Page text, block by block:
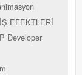
EFEKTLERİ
Developer